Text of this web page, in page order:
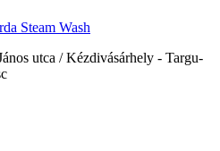
Steam Wash
utca / Kézdivásárhely - Targu-